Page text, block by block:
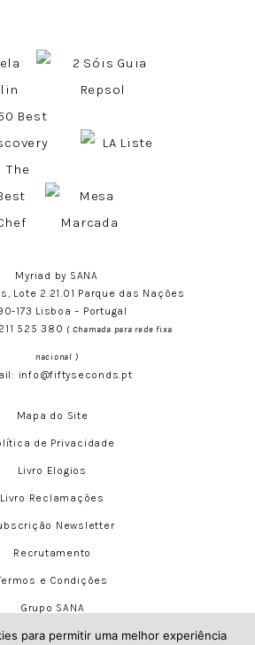
Myriad by SANA
Lote 2.21.01 Parque das Nações
173 Lisboa – Portugal
525 380 ( Chamada para rede fixa
nacional )
info@fiftyseconds.pt
Mapa do Site
de Privacidade
Livro Elogios
Livro Reclamações
Newsletter
Recrutamento
e Condições
Grupo SANA
para permitir uma melhor experiência